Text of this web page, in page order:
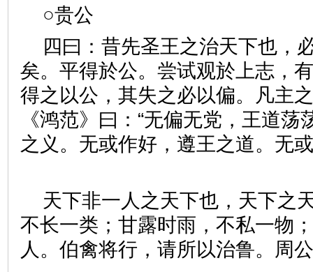
○贵公
四曰：昔先圣王之治天下也，
矣。平得於公。尝试观於上志，
得之以公，其失之必以偏。凡主
《鸿范》曰：“无偏无党，王道
之义。无或作好，遵王之道。无
天下非一人之天下也，天下之
不长一类；甘露时雨，不私一物
人。伯禽将行，请所以治鲁。周